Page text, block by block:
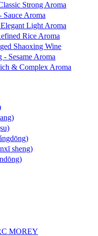
Strong Aroma
Aroma
Light Aroma
Rice Aroma
Shaoxing Wine
Sesame Aroma
& Complex Aroma
sheng)
MOREY